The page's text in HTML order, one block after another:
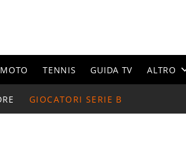
MOTO TENNIS GUIDA TV ALTRO
GIOCATORI SERIE B